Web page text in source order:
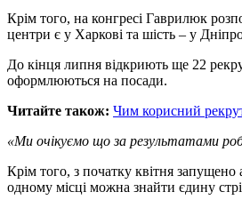
Крім того, на конгресі Гаврилюк
центри є у Харкові та шість – у
До кінця липня відкриють ще 22
оформлюються на посади.
Читайте також: Чим корисний
«Ми очікуємо що за результатами
Крім того, з початку квітня
одному місці можна знайти єдину